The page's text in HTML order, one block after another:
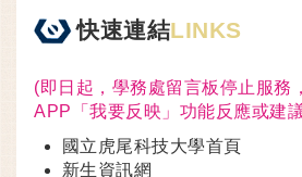
快速連結LINKS
(即日起，學務處留言板停止服務
APP「我要反映」功能反應或建
國立虎尾科技大學首頁
新生資訊網